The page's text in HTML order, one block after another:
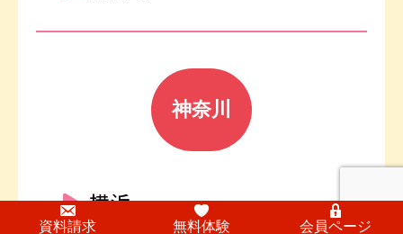
神奈川
横浜
資料請求 無料体験 会員ページ